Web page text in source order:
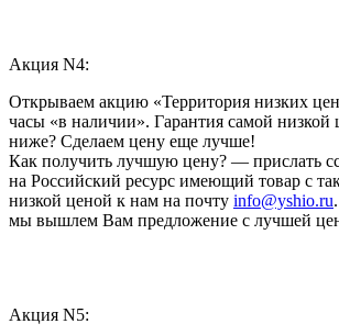
Акция N4:
Открываем акцию «Территория низких
часы «в наличии». Гарантия самой
ниже? Сделаем цену еще лучше!
Как получить лучшую цену? — прислать
на Российский ресурс имеющий товар с
низкой ценой к нам на почту info@yshio.ru
мы вышлем Вам предложение с лучшей
Акция N5: